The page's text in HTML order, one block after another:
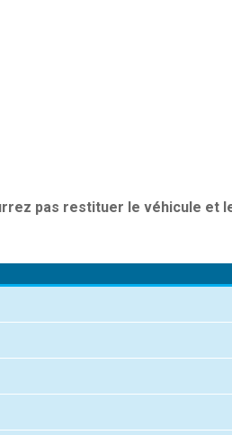
pas restituer le véhicule et